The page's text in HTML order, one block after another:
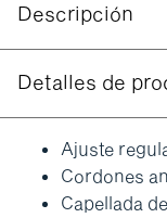
Descripción
Detalles de
Ajuste
Cordones
Capellada